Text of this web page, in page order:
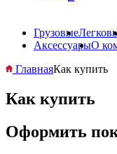
Грузовые
АксессуарыО
ГлавнаяКак купить
Как купить
Оформить